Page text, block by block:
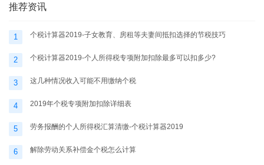
推荐资讯
1 个税计算器2019-子女教育、房租等夫妻间抵扣选择的节税技巧
2 个税计算器2019-个人所得税专项附加扣除最多可以扣多少?
3 这几种情况收入可能不用缴纳个税
4 2019年个税专项附加扣除详细表
5 劳务报酬的个人所得税汇算清缴-个税计算器2019
6 解除劳动关系补偿金个税怎么计算